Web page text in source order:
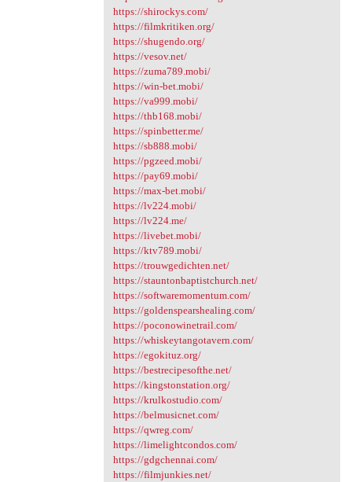
https://shirockys.com/
https://filmkritiken.org/
https://shugendo.org/
https://vesov.net/
https://zuma789.mobi/
https://win-bet.mobi/
https://va999.mobi/
https://thb168.mobi/
https://spinbetter.me/
https://sb888.mobi/
https://pgzeed.mobi/
https://pay69.mobi/
https://max-bet.mobi/
https://lv224.mobi/
https://lv224.me/
https://livebet.mobi/
https://ktv789.mobi/
https://trouwgedichten.net/
https://stauntonbaptistchurch.net/
https://softwaremomentum.com/
https://goldenspearshealing.com/
https://poconowinetrail.com/
https://whiskeytangotavern.com/
https://egokituz.org/
https://bestrecipesofthe.net/
https://kingstonstation.org/
https://krulkostudio.com/
https://belmusicnet.com/
https://qwreg.com/
https://limelightcondos.com/
https://gdgchennai.com/
https://filmjunkies.net/